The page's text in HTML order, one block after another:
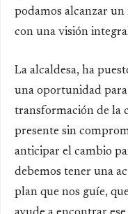
podamos alcanzar un
con una visión
La alcaldesa, ha
una oportunidad
transformación de la
presente sin
anticipar el cambio
debemos tener una
plan que nos guíe,